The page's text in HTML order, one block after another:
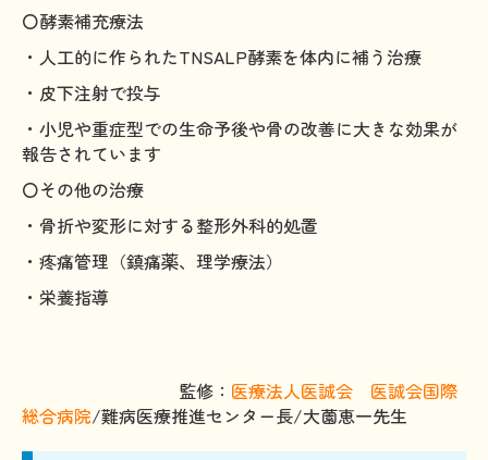
〇酵素補充療法
・人工的に作られたTNSALP酵素を体内に補う治療
・皮下注射で投与
・小児や重症型での生命予後や骨の改善に大きな効果が
報告されています
〇その他の治療
・骨折や変形に対する整形外科的処置
・疼痛管理（鎮痛薬、理学療法）
・栄養指導
監修： 医療法人医誠会 医誠会国際
総合病院/難病医療推進センター長/大薗恵一先生